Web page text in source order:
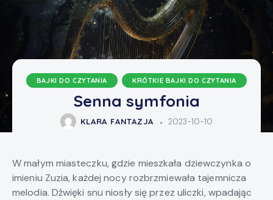
BAJKI DO CZYTANIA KRÓTKIE BAJKI DO CZYTANIA
Senna symfonia
KLARA FANTAZJA 2023-10-10
W małym miasteczku, gdzie mieszkała dziewczynka o
imieniu Zuzia, każdej nocy rozbrzmiewała tajemnicza
melodia. Dźwięki snu niosły się przez uliczki, wpadając